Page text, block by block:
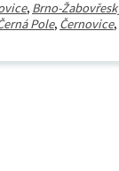
, Brno-
Pole, Černovice,